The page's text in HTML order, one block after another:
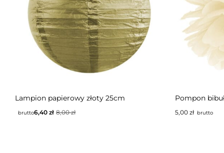
Lampion papierowy złoty 25cm
8,00zł
6,40 zł
brutto
Pompon
5,00 złbrutto